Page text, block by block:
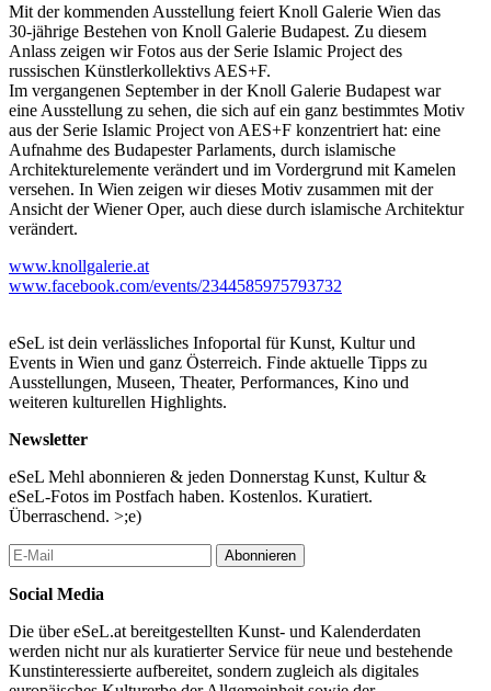
Mit der kommenden Ausstellung feiert Knoll Galerie Wien das
30-jährige Bestehen von Knoll Galerie Budapest. Zu diesem
Anlass zeigen wir Fotos aus der Serie Islamic Project des
russischen Künstlerkollektivs AES+F.
Im vergangenen September in der Knoll Galerie Budapest war
eine Ausstellung zu sehen, die sich auf ein ganz bestimmtes Motiv
aus der Serie Islamic Project von AES+F konzentriert hat: eine
Aufnahme des Budapester Parlaments, durch islamische
Architekturelemente verändert und im Vordergrund mit Kamelen
versehen. In Wien zeigen wir dieses Motiv zusammen mit der
Ansicht der Wiener Oper, auch diese durch islamische Architektur
verändert.
www.knollgalerie.at
www.facebook.com/events/2344585975793732
eSeL ist dein verlässliches Infoportal für Kunst, Kultur und
Events in Wien und ganz Österreich. Finde aktuelle Tipps zu
Ausstellungen, Museen, Theater, Performances, Kino und
weiteren kulturellen Highlights.
Newsletter
eSeL Mehl abonnieren & jeden Donnerstag Kunst, Kultur &
eSeL-Fotos im Postfach haben. Kostenlos. Kuratiert.
Überraschend. >;e)
Abonnieren
Social Media
Die über eSeL.at bereitgestellten Kunst- und Kalenderdaten
werden nicht nur als kuratierter Service für neue und bestehende
Kunstinteressierte aufbereitet, sondern zugleich als digitales